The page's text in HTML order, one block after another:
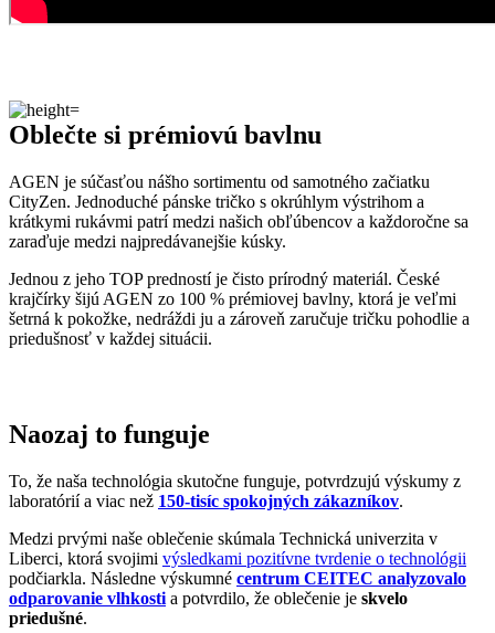
AGEN je súčasťou nášho sortimentu od samotného začiatku
Jednou z jeho TOP predností je čisto prírodný materiál. České
krajčírky šijú AGEN zo 100 % prémiovej bavlny, ktorá je veľmi
šetrná k pokožke, nedráždi ju a zároveň zaručuje tričku pohodlie a
priedušnosť v každej situácii.
Naozaj to funguje
To, že naša technológia skutočne funguje, potvrdzujú výskumy z
laboratórií a viac než 150-tisíc spokojných zákazníkov
odparovanie vlhkostia potvrdilo, že oblečenie je
priedušné.
Tiež sme si dali zmerať, či oblečenie CityZen chráni pokožku pred
slnečným žiarením. V teste sme prešli a dokoncazískali UPF 50+
O našom príbehu, technológii a oblečení informujú aj médiá. Výber
zmienok sme pre vás zhromaždili v článku „Napísali o nás“.